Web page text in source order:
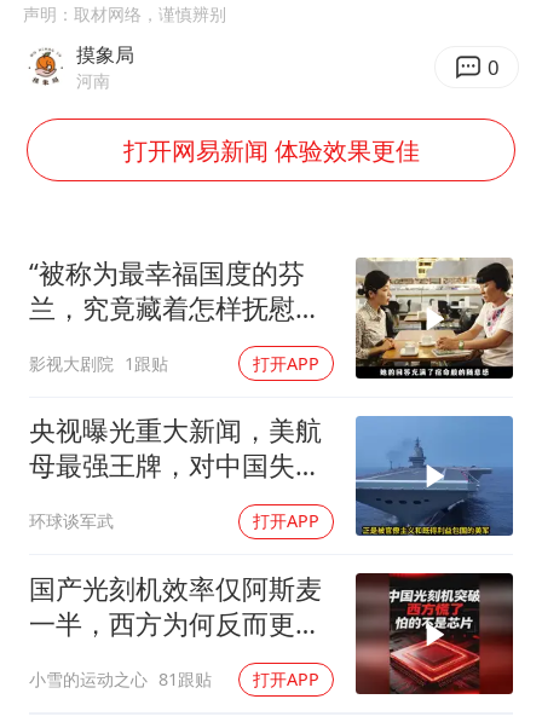
80后女柜员逆袭成4200亿银行副行长
女子利用漏洞0元薅走3000多件家电
宇树科技 打新
房主任回应争议
把党建设得更加坚强有力
41岁女子为鼓励女儿考上985研究生
奋进开新局 实干挑大梁
声明：取材网络，谨慎辨别
摸象局
河南 0
打开网易新闻 体验效果更佳
“被称为最幸福国度的芬
兰，究竟藏着怎样抚慰人
影视大剧院 1跟贴 打开APP
央视曝光重大新闻，美航
母最强王牌，对中国失
效，美军落伍10年？
环球谈军武 打开APP
国产光刻机效率仅阿斯麦
一半，西方为何反而更
小雪的运动之心 81跟贴 打开APP